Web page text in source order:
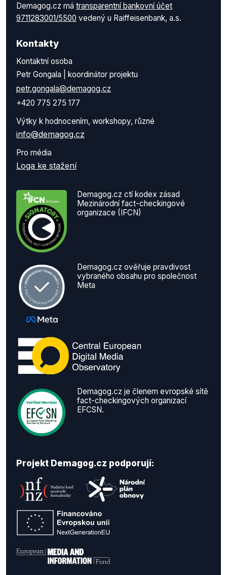
Demagog.cz má transparentní bankovní účet
9711283001/5500 vedený u Raiffeisenbank, a.s.
Kontakty
Kontaktní osoba
Petr Gongala | koordinátor projektu
petr.gongala@demagog.cz
+420 775 275 177
Výtky k hodnocením, workshopy, různé
info@demagog.cz
Pro média
Loga ke stažení
Demagog.cz ctí kodex zásad
Mezinárodní fact-checkingové
organizace (IFCN)
Demagog.cz ověřuje pravdivost
vybraného obsahu pro společnost
Meta
Demagog.cz je členem evropské sítě
fact-checkingových organizací
EFCSN.
Projekt Demagog.cz podporují: